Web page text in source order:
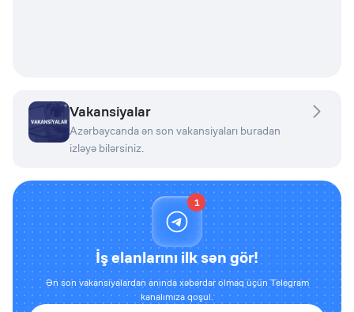
Vakansiyalar
Azərbaycanda ən son vakansiyaları buradan
izləyə bilərsiniz.
1
İş elanlarını ilk sən gör!
Ən son vakansiyalardan anında xəbərdar olmaq üçün Telegram
kanalımıza qoşul.